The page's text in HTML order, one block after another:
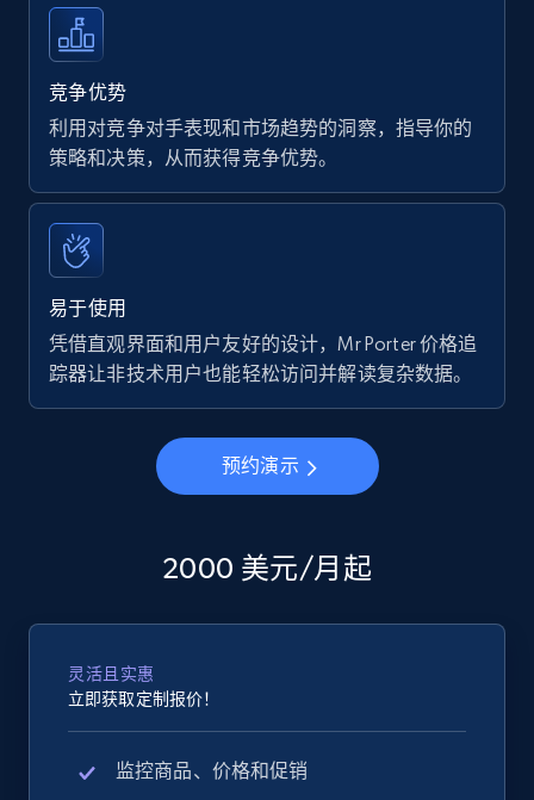
竞争优势
利用对竞争对手表现和市场趋势的洞察，指导你的
策略和决策，从而获得竞争优势。
易于使用
凭借直观界面和用户友好的设计，Mr Porter 价格追
踪器让非技术用户也能轻松访问并解读复杂数据。
预约演示
2000 美元/月起
灵活且实惠
立即获取定制报价！
监控商品、价格和促销